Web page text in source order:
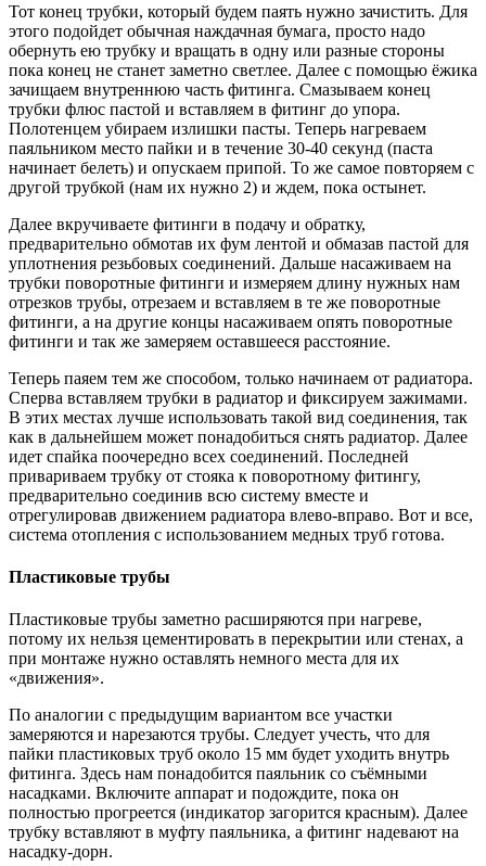
Тот конец трубки, который будем паять нужно зачистить. Для
этого подойдет обычная наждачная бумага, просто надо
обернуть ею трубку и вращать в одну или разные стороны
пока конец не станет заметно светлее. Далее с помощью ёжика
зачищаем внутреннюю часть фитинга. Смазываем конец
трубки флюс пастой и вставляем в фитинг до упора.
Полотенцем убираем излишки пасты. Теперь нагреваем
паяльником место пайки и в течение 30-40 секунд (паста
начинает белеть) и опускаем припой. То же самое повторяем с
другой трубкой (нам их нужно 2) и ждем, пока остынет.
Далее вкручиваете фитинги в подачу и обратку,
предварительно обмотав их фум лентой и обмазав пастой для
уплотнения резьбовых соединений. Дальше насаживаем на
трубки поворотные фитинги и измеряем длину нужных нам
отрезков трубы, отрезаем и вставляем в те же поворотные
фитинги, а на другие концы насаживаем опять поворотные
фитинги и так же замеряем оставшееся расстояние.
Теперь паяем тем же способом, только начинаем от радиатора.
Сперва вставляем трубки в радиатор и фиксируем зажимами.
В этих местах лучше использовать такой вид соединения, так
как в дальнейшем может понадобиться снять радиатор. Далее
идет спайка поочередно всех соединений. Последней
привариваем трубку от стояка к поворотному фитингу,
предварительно соединив всю систему вместе и
отрегулировав движением радиатора влево-вправо. Вот и все,
система отопления с использованием медных труб готова.
Пластиковые трубы
Пластиковые трубы заметно расширяются при нагреве,
потому их нельзя цементировать в перекрытии или стенах, а
при монтаже нужно оставлять немного места для их
«движения».
По аналогии с предыдущим вариантом все участки
замеряются и нарезаются трубы. Следует учесть, что для
пайки пластиковых труб около 15 мм будет уходить внутрь
фитинга. Здесь нам понадобится паяльник со съёмными
насадками. Включите аппарат и подождите, пока он
полностью прогреется (индикатор загорится красным). Далее
трубку вставляют в муфту паяльника, а фитинг надевают на
насадку-дорн.